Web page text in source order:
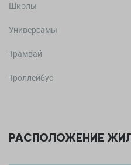
Школы
Универсамы
Трамвай
Троллейбус
РАСПОЛОЖЕНИЕ